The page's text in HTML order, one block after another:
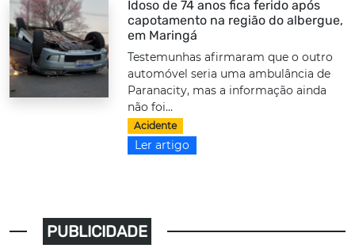
Idoso de 74 anos fica ferido após
capotamento na região do albergue,
em Maringá
Testemunhas afirmaram que o outro
automóvel seria uma ambulância de
Paranacity, mas a informação ainda
não foi...
Acidente
Ler artigo
PUBLICIDADE